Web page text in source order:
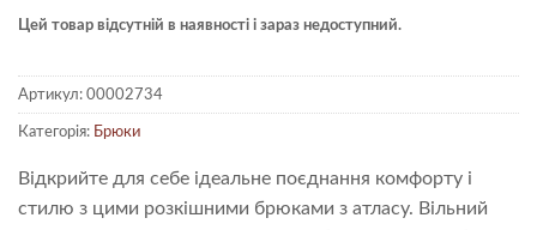
Цей товар відсутній в наявності і зараз недоступний.
Артикул: 00002734
Категорія: Брюки
Відкрийте для себе ідеальне поєднання комфорту і
стилю з цими розкішними брюками з атласу. Вільний